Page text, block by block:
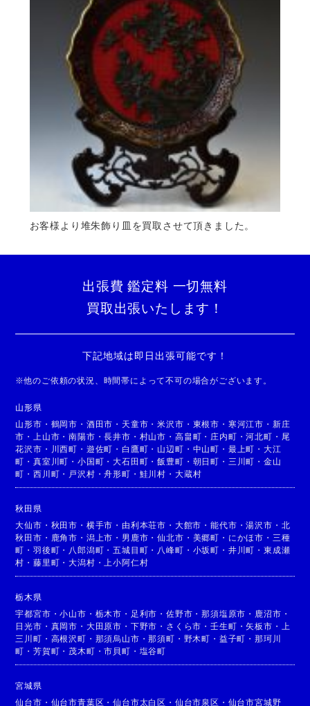
お客様より堆朱飾り皿を買取させて頂きました。
出張費 鑑定料 一切無料
買取出張いたします！
下記地域は即日出張可能です！
※他のご依頼の状況、時間帯によって不可の場合がございます。
山形県
山形市 ・ 鶴岡市 ・ 酒田市 ・ 天童市 ・米沢市 ・ 東根市 ・ 寒河江市 ・ 新庄
市 ・ 上山市 ・南陽市 ・長井市 ・ 村山市 ・ 高畠町 ・ 庄内町 ・河北町 ・ 尾
花沢市 ・ 川西町 ・ 遊佐町 ・ 白鷹町 ・ 山辺町 ・ 中山町 ・ 最上町 ・ 大江
町 ・真室川町 ・小国町 ・大石田町 ・飯豊町 ・ 朝日町 ・ 三川町 ・ 金山
町 ・西川町 ・ 戸沢村 ・舟形町 ・ 鮭川村 ・ 大蔵村
秋田県
大仙市 ・ 秋田市 ・ 横手市 ・ 由利本荘市 ・ 大館市 ・能代市 ・湯沢市 ・ 北
秋田市 ・ 鹿角市 ・ 潟上市 ・ 男鹿市 ・仙北市 ・ 美郷町 ・ にかほ市 ・ 三種
町 ・羽後町 ・ 八郎潟町 ・五城目町 ・ 八峰町 ・ 小坂町 ・ 井川町 ・ 東成瀬
村 ・藤里町 ・大潟村 ・ 上小阿仁村
栃木県
宇都宮市 ・小山市 ・ 栃木市 ・ 足利市 ・佐野市 ・那須塩原市 ・ 鹿沼市 ・
日光市 ・ 真岡市 ・ 大田原市 ・ 下野市 ・ さくら市 ・壬生町 ・矢板市 ・
上
三川町 ・ 高根沢町 ・ 那須烏山市 ・那須町 ・ 野木町 ・ 益子町 ・那珂川
町 ・芳賀町 ・ 茂木町 ・市貝町 ・ 塩谷町
宮城県
仙台市 ・ 仙台市青葉区 ・仙台市太白区 ・ 仙台市泉区 ・ 仙台市宮城野